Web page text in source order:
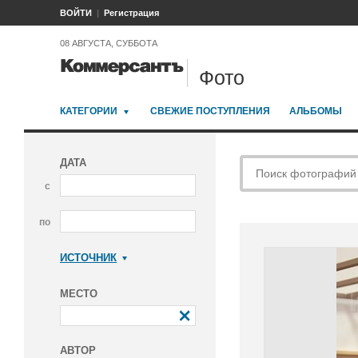
ВОЙТИ Регистрация
08 АВГУСТА, СУББОТА
Фото
КАТЕГОРИИ СВЕЖИЕ ПОСТУПЛЕНИЯ АЛЬБОМЫ
ДАТА
с
по
ИСТОЧНИК
МЕСТО
АВТОР